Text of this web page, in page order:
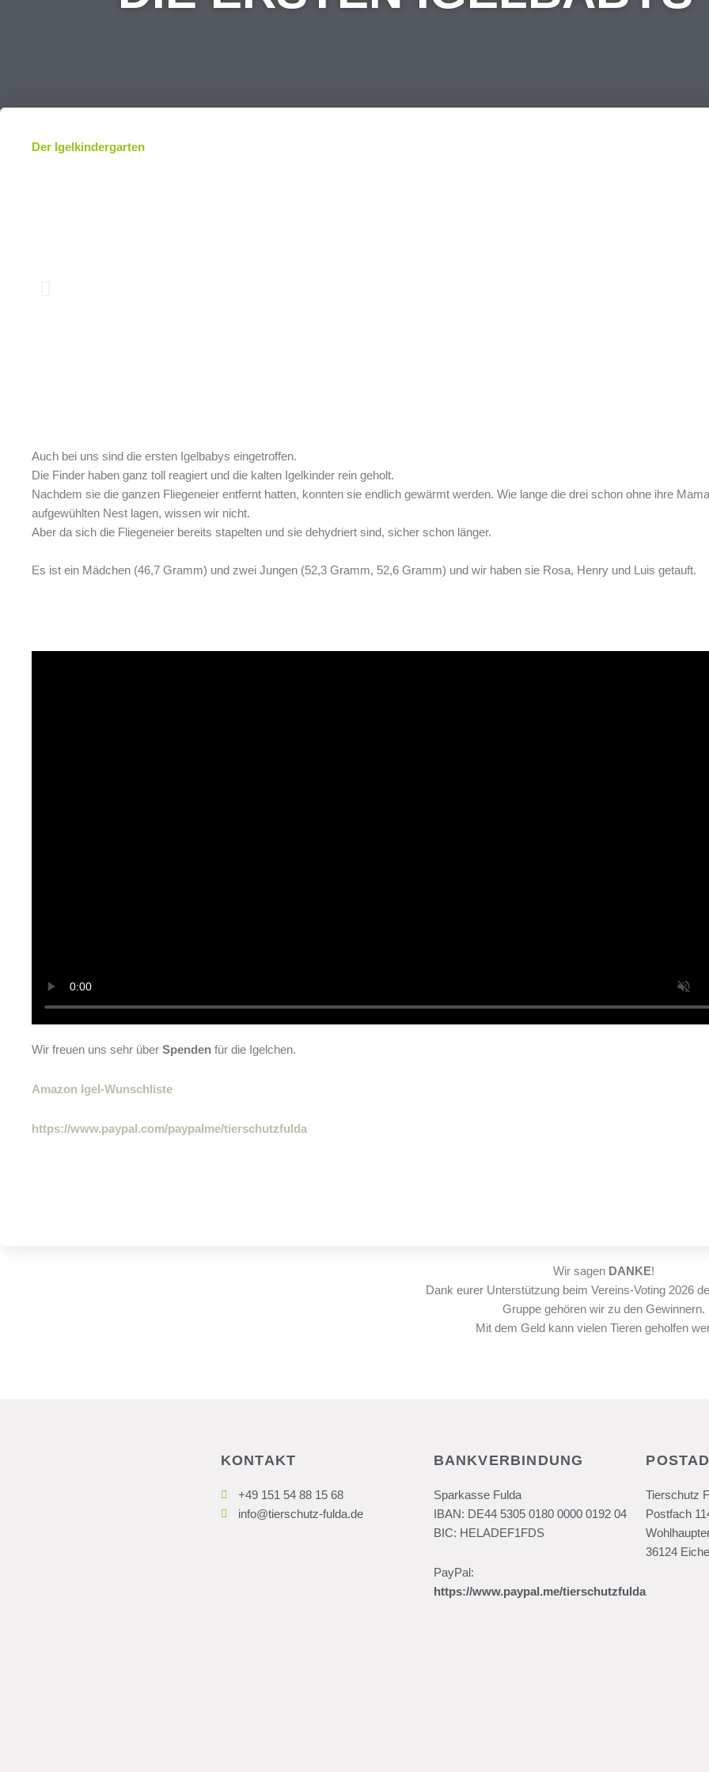
Der Igelkindergarten
Auch bei uns sind die ersten Igelbabys eingetroffen.
Die Finder haben ganz toll reagiert und die kalten Igelkinder rein geholt.
Nachdem sie die ganzen Fliegeneier entfernt hatten, konnten sie endlich gewärmt werden. Wie lange die drei schon ohne ihre
aufgewühlten Nest lagen, wissen wir nicht.
Aber da sich die Fliegeneier bereits stapelten und sie dehydriert sind, sicher schon länger.
Es ist ein Mädchen (46,7 Gramm) und zwei Jungen (52,3 Gramm, 52,6 Gramm) und wir haben sie Rosa, Henry und Luis getauft.
Wir freuen uns sehr über Spenden für die Igelchen.
Amazon Igel-Wunschliste
https://www.paypal.com/paypalme/tierschutzfulda
Wir sagen DANKE!
Dank eurer Unterstützung beim Vereins-Voting 2026
Gruppe gehören wir zu den Gewinnern.
Mit dem Geld kann vielen Tieren geholfen
KONTAKT
+49 151 54 88 15 68
info@tierschutz-fulda.de
BANKVERBINDUNG
Sparkasse Fulda
IBAN: DE44 5305 0180 0000 0192 04
BIC: HELADEF1FDS
PayPal:
https://www.paypal.me/tierschutzfulda
Tierschutz
Postfach
36124